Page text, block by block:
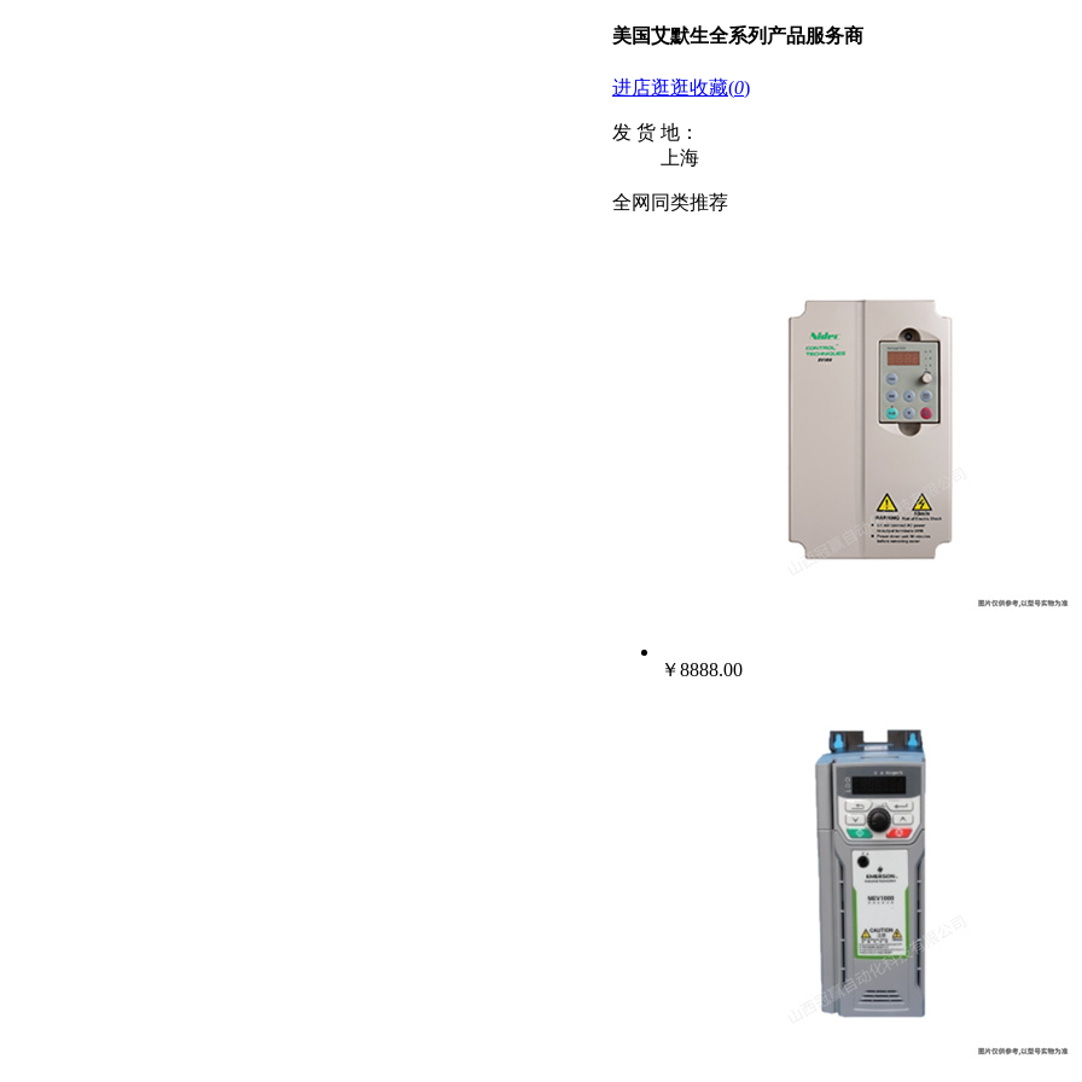
美国艾默生全系列产品服务商
进店逛逛收藏(0)
发 货 地：
上海
全网同类推荐
￥8888.00